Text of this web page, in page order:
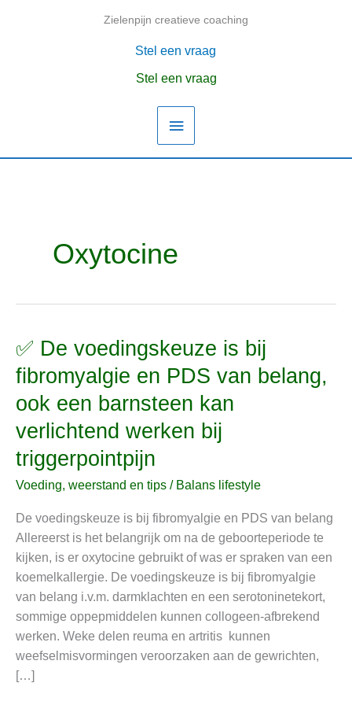
Zielenpijn creatieve coaching
Hoofdmenu
Stel een vraag
Stel een vraag
Oxytocine
✅ De voedingskeuze is bij
fibromyalgie en PDS van belang,
ook een barnsteen kan
verlichtend werken bij
triggerpointpijn
Voeding, weerstand en tips / Balans lifestyle
De voedingskeuze is bij fibromyalgie en PDS van belang
Allereerst is het belangrijk om na de geboorteperiode te
kijken, is er oxytocine gebruikt of was er spraken van een
koemelkallergie. De voedingskeuze is bij fibromyalgie
van belang i.v.m. darmklachten en een serotoninetekort,
sommige oppepmiddelen kunnen collogeen-afbrekend
werken. Weke delen reuma en artritis kunnen
weefselmisvormingen veroorzaken aan de gewrichten,
[…]
✅
voedingskeuze
is
fibromyalgie
en
PDS
belang,
ook
een
barnsteen
kan
verlichtend
werken
bij
triggerpointpijn